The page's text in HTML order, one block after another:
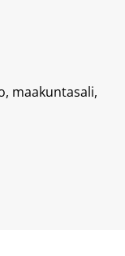
maakuntasali,